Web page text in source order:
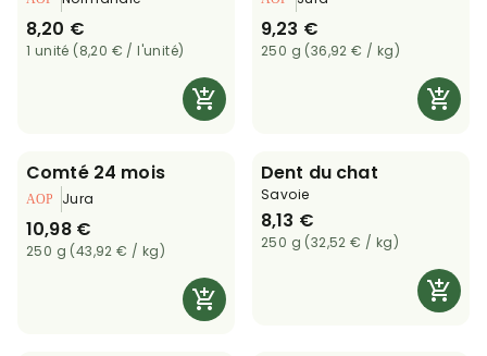
8,20 €
1 unité (8,20 € / l'unité)
9,23 €
250 g (36,92 € / kg)
Comté 24 mois
Jura
10,98 €
250 g (43,92 € / kg)
Dent du chat
Savoie
8,13 €
250 g (32,52 € / kg)